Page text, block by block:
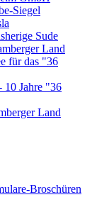
Siegel
Sude
Land
für das "36
10 Jahre "36
Land
Broschüren